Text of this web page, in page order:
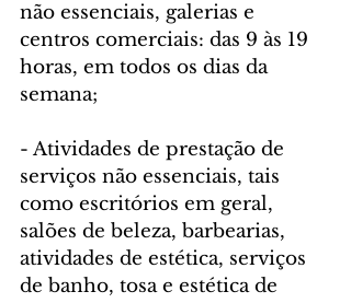
não essenciais, galerias e
centros comerciais: das 9 às 19
horas, em todos os dias da
semana;
- Atividades de prestação de
serviços não essenciais, tais
como escritórios em geral,
salões de beleza, barbearias,
atividades de estética, serviços
de banho, tosa e estética de